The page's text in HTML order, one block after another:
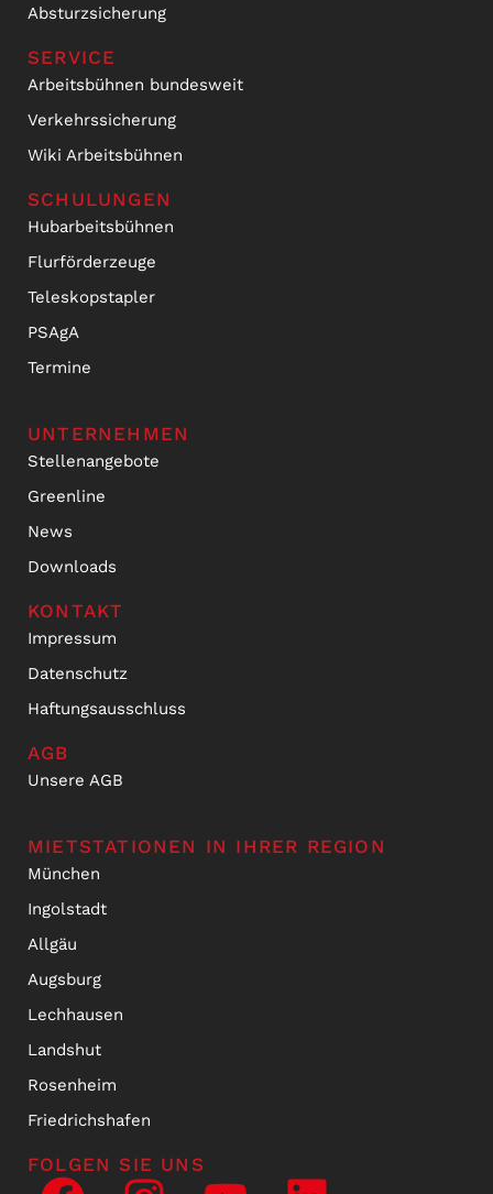
Absturzsicherung
SERVICE
Arbeitsbühnen bundesweit
Verkehrssicherung
Wiki Arbeitsbühnen
SCHULUNGEN
Hubarbeitsbühnen
Flurförderzeuge
Teleskopstapler
PSAgA
Termine
UNTERNEHMEN
Stellenangebote
Greenline
News
Downloads
KONTAKT
Impressum
Datenschutz
Haftungsausschluss
AGB
Unsere AGB
MIETSTATIONEN IN IHRER REGION
München
Ingolstadt
Allgäu
Augsburg
Lechhausen
Landshut
Rosenheim
Friedrichshafen
FOLGEN SIE UNS